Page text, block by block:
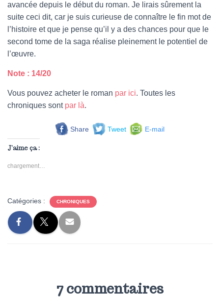
avancée depuis le début du roman. Je lirais sûrement la
suite ceci dit, car je suis curieuse de connaître le fin mot de
l’histoire et que je pense qu’il y a des chances pour que le
second tome de la saga réalise pleinement le potentiel de
l’œuvre.
Note : 14/20
Vous pouvez acheter le roman par ici. Toutes les
chroniques sont par là.
Share Tweet E-mail
J’aime ça :
chargement…
Catégories : CHRONIQUES
7 commentaires